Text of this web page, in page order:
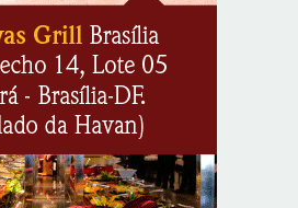
MEC, celebra Radamés
para avançar na
marítimo